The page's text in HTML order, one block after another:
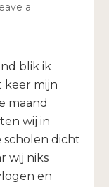
a
blik ik
keer mijn
maand
wij in
scholen dicht
wij niks
en